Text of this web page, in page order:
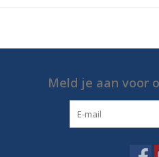
Meld je aan voor